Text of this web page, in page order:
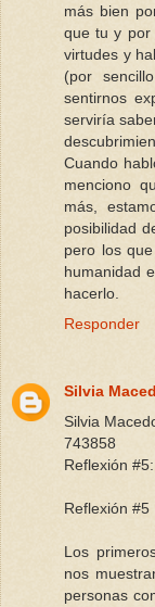
más bien
que tu y por
virtudes y
(por
sentirnos
serviría
Cuando
menciono
más,
posibilidad
pero los
humanidad
hacerlo.
Responder
Silvia
Silvia
743858
Reflexión
Reflexión #5
Los
nos
personas